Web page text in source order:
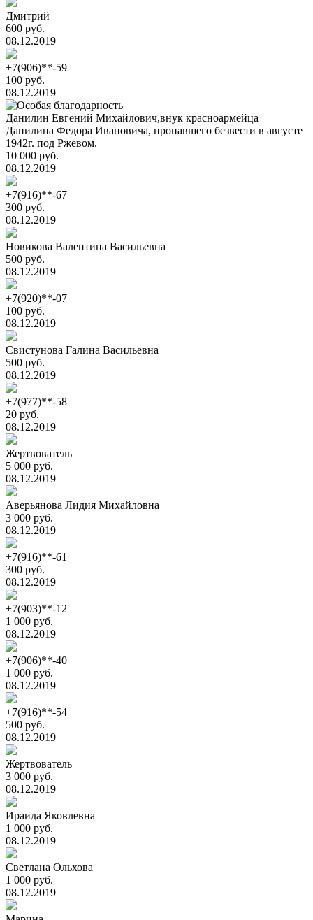
Дмитрий
600 руб.
08.12.2019
+7(906)**-59
100 руб.
08.12.2019
Данилин Евгений Михайлович,внук красноармейца
Данилина Федора Ивановича, пропавшего безвести в августе
1942г. под Ржевом.
10 000 руб.
08.12.2019
+7(916)**-67
300 руб.
08.12.2019
Новикова Валентина Васильевна
500 руб.
08.12.2019
+7(920)**-07
100 руб.
08.12.2019
Свистунова Галина Васильевна
500 руб.
08.12.2019
+7(977)**-58
20 руб.
08.12.2019
Жертвователь
5 000 руб.
08.12.2019
Аверьянова Лидия Михайловна
3 000 руб.
08.12.2019
+7(916)**-61
300 руб.
08.12.2019
+7(903)**-12
1 000 руб.
08.12.2019
+7(906)**-40
1 000 руб.
08.12.2019
+7(916)**-54
500 руб.
08.12.2019
Жертвователь
3 000 руб.
08.12.2019
Ираида Яковлевна
1 000 руб.
08.12.2019
Светлана Ольхова
1 000 руб.
08.12.2019